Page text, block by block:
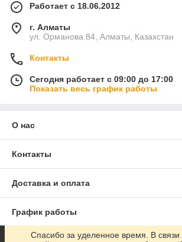
Работает с 18.06.2012
г. Алматы
ул. Орманова 84, Алматы, Казахстан
Контакты
Сегодня работает с 09:00 до 17:00
Показать весь график работы
О нас
Контакты
Доставка и оплата
График работы
Спасибо за уделенное время. В